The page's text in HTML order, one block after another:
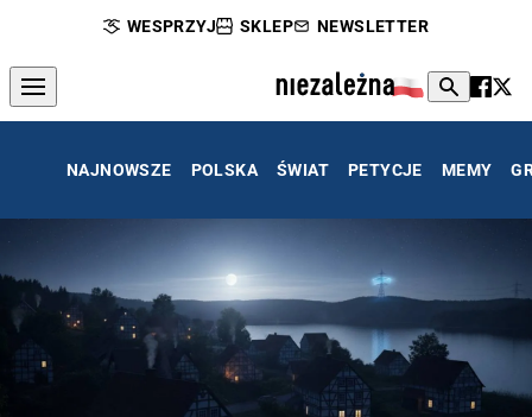
WESPRZYJ SKLEP NEWSLETTER
NAJNOWSZE POLSKA ŚWIAT PETYCJE MEMY